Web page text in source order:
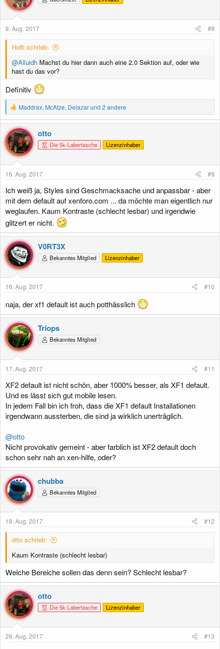
9. Aug. 2017 #8
Hoffi schrieb:
@Alluidh Machst du hier dann auch eine 2.0 Sektion auf, oder wie
hast du das vor?
Definitiv
R
e
a
k
t
i
o
n
n
Maddrax, McAtze, Delazarund 2 andere
otto
Die 5k-Labertasche Lizenzinhaber
16. Aug. 2017 #9
Ich weiß ja, Styles sind Geschmacksache und anpassbar - aber
mit dem default auf xenforo.com ... da möchte man eigentlich nur
weglaufen. Kaum Kontraste (schlecht lesbar) und irgendwie
glitzert er nicht.
V0RT3X
Bekanntes Mitglied Lizenzinhaber
16. Aug. 2017 #10
naja, der xf1 default ist auch potthässlich
Triops
Bekanntes Mitglied
17. Aug. 2017 #11
XF2 default ist nicht schön, aber 1000% besser, als XF1 default.
Und es lässt sich gut mobile lesen.
In jedem Fall bin ich froh, dass die XF1 default Installationen
irgendwann aussterben, die sind ja wirklich unerträglich.
@otto
Nicht provokativ gemeint - aber farblich ist XF2 default doch
schon sehr nah an xen-hilfe, oder?
chubba
Bekanntes Mitglied
18. Aug. 2017 #12
otto schrieb:
Kaum Kontraste (schlecht lesbar)
Welche Bereiche sollen das denn sein? Schlecht lesbar?
otto
Die 5k-Labertasche Lizenzinhaber
26. Aug. 2017 #13